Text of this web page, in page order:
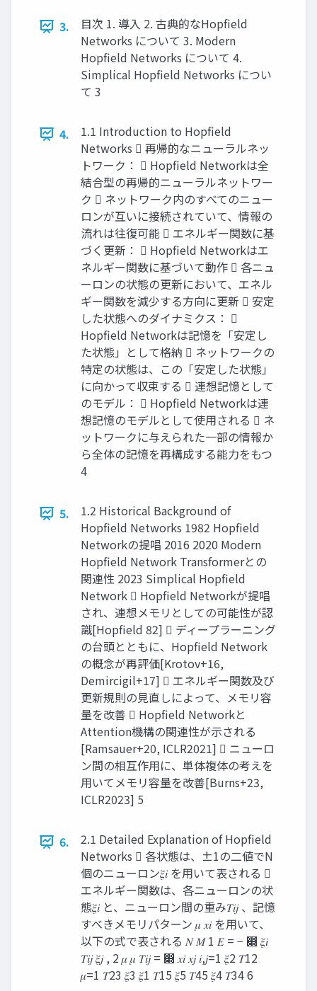
3.
目次 1. 導入 2. 古典的なHopfield
Networks について 3. Modern
Hopfield Networks について 4.
Simplical Hopfield Networks につい
て 3
4.
1.1 Introduction to Hopfield
Networks  再帰的なニューラルネッ
トワーク：  Hopfield Networkは全
結合型の再帰的ニューラルネットワー
ク  ネットワーク内のすべてのニュー
ロンが互いに接続されていて、情報の
流れは往復可能  エネルギー関数に基
づく更新：  Hopfield Networkはエ
ネルギー関数に基づいて動作  各ニュ
ーロンの状態の更新において、エネル
ギー関数を減少する方向に更新  安定
した状態へのダイナミクス： 
Hopfield Networkは記憶を「安定し
た状態」として格納  ネットワークの
特定の状態は、この「安定した状態」
に向かって収束する  連想記憶として
のモデル：  Hopfield Networkは連
想記憶のモデルとして使用される  ネ
ットワークに与えられた一部の情報か
ら全体の記憶を再構成する能力をもつ
4
5.
1.2 Historical Background of
Hopfield Networks 1982 Hopfield
Networkの提唱 2016 2020 Modern
Hopfield Network Transformerとの
関連性 2023 Simplical Hopfield
Network  Hopfield Networkが提唱
され、連想メモリとしての可能性が認
識[Hopfield 82]  ディープラーニング
の台頭とともに、Hopfield Network
の概念が再評価[Krotov+16,
Demircigil+17]  エネルギー関数及び
更新規則の見直しによって、メモリ容
量を改善  Hopfield Networkと
Attention機構の関連性が示される
[Ramsauer+20, ICLR2021]  ニューロ
ン間の相互作用に、単体複体の考えを
用いてメモリ容量を改善[Burns+23,
ICLR2023] 5
6.
2.1 Detailed Explanation of Hopfield
Networks  各状態は、±1の二値でN
個のニューロン𝜉𝑖 を用いて表される 
エネルギー関数は、各ニューロンの状
態𝜉𝑖 と、ニューロン間の重み𝑇𝑖𝑗 、記憶
すべきメモリパターン 𝜇 𝑥𝑖 を用いて、
以下の式で表される 𝑁 𝑀 1 𝐸 = − ෍ 𝜉𝑖
𝑇𝑖𝑗 𝜉𝑗 , 2 𝜇 𝜇 𝑇𝑖𝑗 = ෍ 𝑥𝑖 𝑥𝑗 𝑖,𝑗=1 𝜉2 𝑇12
𝜇=1 𝑇23 𝜉3 𝜉1 𝑇15 𝜉5 𝑇45 𝜉4 𝑇34 6